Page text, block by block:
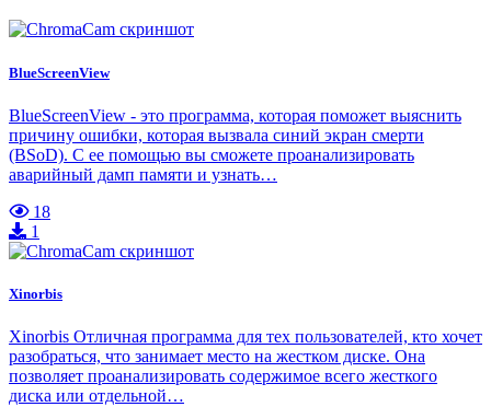
BlueScreenView
BlueScreenView - это программа, которая поможет выяснить
причину ошибки, которая вызвала синий экран смерти
(BSoD). С ее помощью вы сможете проанализировать
аварийный дамп памяти и узнать…
18
1
Xinorbis
Xinorbis Отличная программа для тех пользователей, кто хочет
разобраться, что занимает место на жестком диске. Она
позволяет проанализировать содержимое всего жесткого
диска или отдельной…